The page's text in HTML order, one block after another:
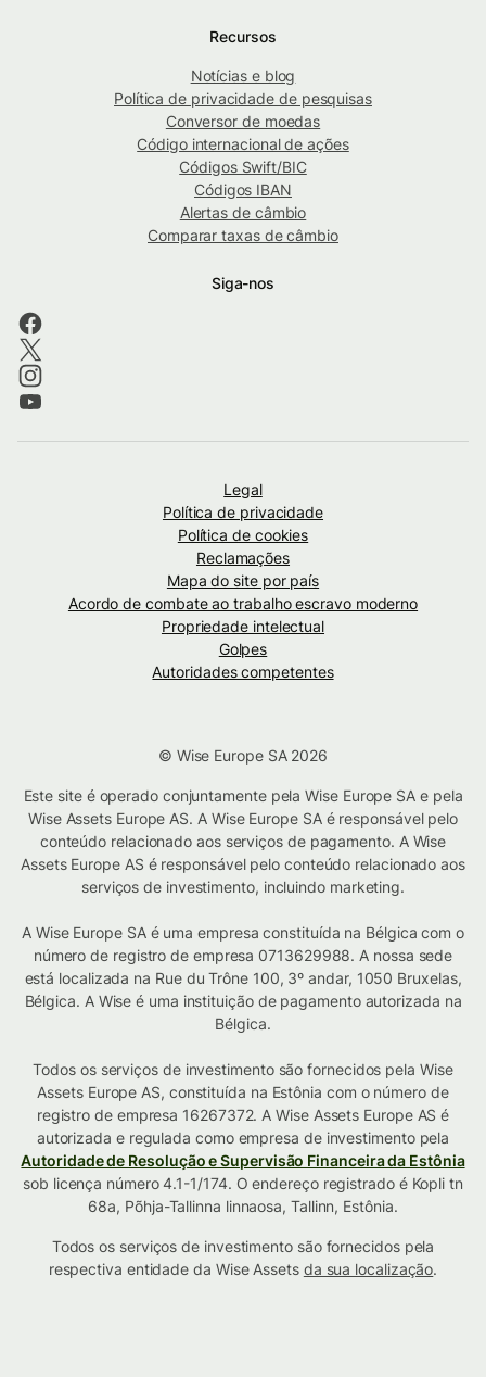
Recursos
Notícias e blog
Política de privacidade de pesquisas
Conversor de moedas
Código internacional de ações
Códigos Swift/BIC
Códigos IBAN
Alertas de câmbio
Comparar taxas de câmbio
Siga-nos
Legal
Política de privacidade
Política de cookies
Reclamações
Mapa do site por país
Acordo de combate ao trabalho escravo moderno
Propriedade intelectual
Golpes
Autoridades competentes
© Wise Europe SA 2026
Este site é operado conjuntamente pela Wise Europe SA e pela
Wise Assets Europe AS. A Wise Europe SA é responsável pelo
conteúdo relacionado aos serviços de pagamento. A Wise
Assets Europe AS é responsável pelo conteúdo relacionado aos
serviços de investimento, incluindo marketing.
A Wise Europe SA é uma empresa constituída na Bélgica com o
número de registro de empresa 0713629988. A nossa sede
está localizada na Rue du Trône 100, 3º andar, 1050 Bruxelas,
Bélgica. A Wise é uma instituição de pagamento autorizada na
Bélgica.
Todos os serviços de investimento são fornecidos pela Wise
Assets Europe AS, constituída na Estônia com o número de
registro de empresa 16267372. A Wise Assets Europe AS é
autorizada e regulada como empresa de investimento pela
Autoridade de Resolução e Supervisão Financeira da Estônia
sob licença número 4.1-1/174. O endereço registrado é Kopli tn
68a, Põhja-Tallinna linnaosa, Tallinn, Estônia.
Todos os serviços de investimento são fornecidos pela
respectiva entidade da Wise Assets da sua localização.